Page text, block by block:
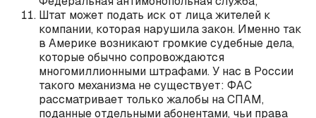
Штат может подать иск от лица жителей к
компании, которая нарушила закон. Именно так
в Америке возникают громкие судебные дела,
которые обычно сопровождаются
многомиллионными штрафами. У нас в России
такого механизма не существует: ФАС
рассматривает только жалобы на СПАМ,
поданные отдельными абонентами, чьи права